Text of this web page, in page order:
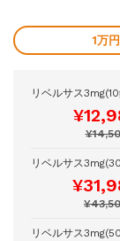
1万
リベルサス
リベルサス
リベルサス